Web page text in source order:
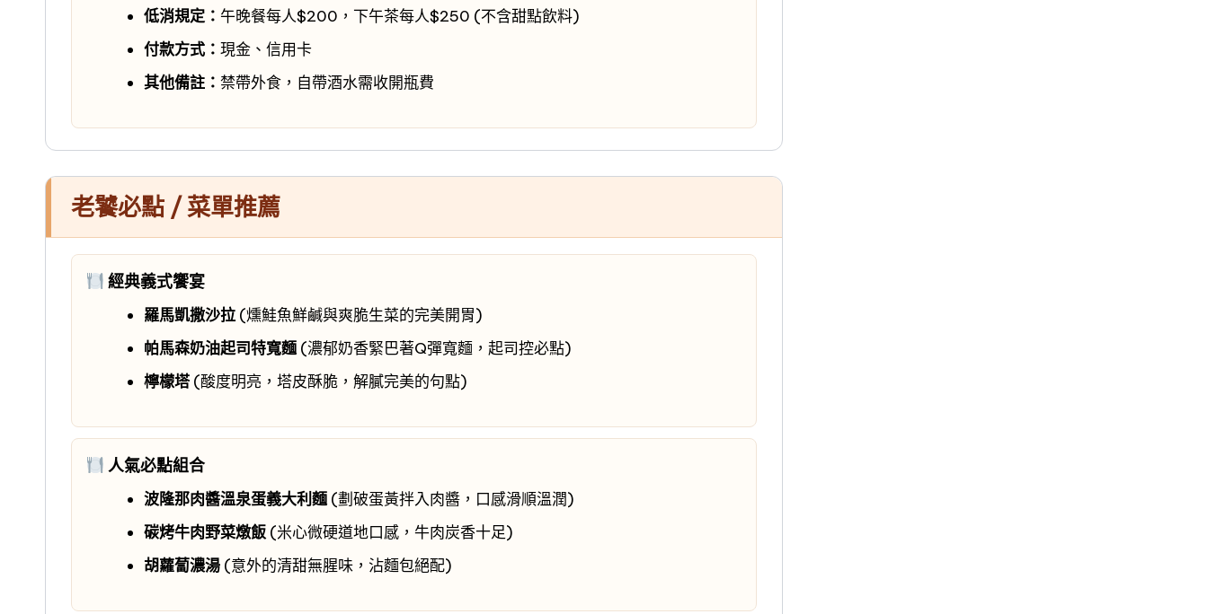
低消規定： 午晚餐每人$200，下午茶每人$250 (不含甜點飲料)
付款方式： 現金、信用卡
其他備註： 禁帶外食，自帶酒水需收開瓶費
老饕必點 / 菜單推薦
經典義式饗宴
羅馬凱撒沙拉 (燻鮭魚鮮鹹與爽脆生菜的完美開胃)
帕馬森奶油起司特寬麵 (濃郁奶香緊巴著Q彈寬麵，起司控必點)
檸檬塔 (酸度明亮，塔皮酥脆，解膩完美的句點)
人氣必點組合
波隆那肉醬溫泉蛋義大利麵 (劃破蛋黃拌入肉醬，口感滑順溫潤)
碳烤牛肉野菜燉飯 (米心微硬道地口感，牛肉炭香十足)
胡蘿蔔濃湯 (意外的清甜無腥味，沾麵包絕配)